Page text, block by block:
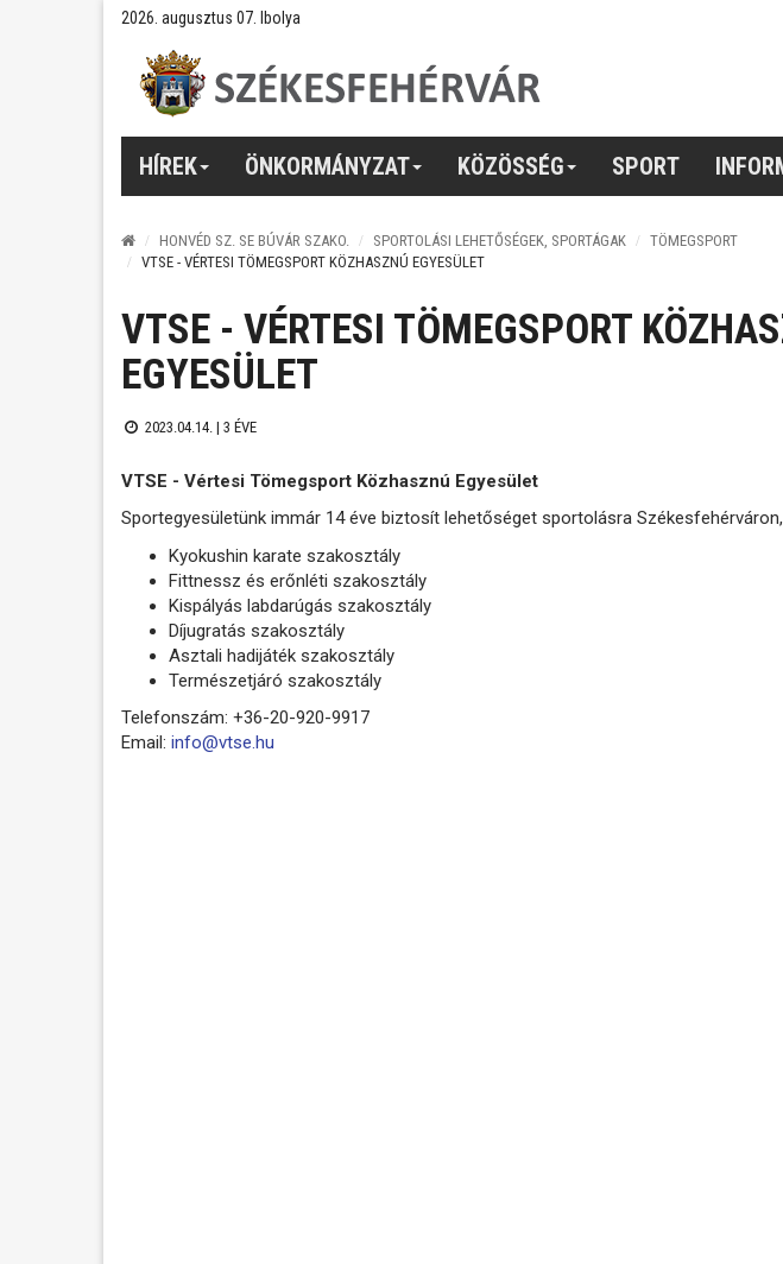
2026. augusztus 07. Ibolya
HÍREK ÖNKORMÁNYZAT KÖZÖSSÉG SPORT
HONVÉD SZ. SE BÚVÁR SZAKO. SPORTOLÁSI LEHETŐSÉGEK, SPORTÁGAK
TÖMEGSPORT
VTSE - VÉRTESI TÖMEGSPORT KÖZHASZNÚ EGYESÜLET
VTSE - VÉRTESI TÖMEGSPORT
EGYESÜLET
2023.04.14. | 3 ÉVE
VTSE - Vértesi Tömegsport Közhasznú Egyesület
Sportegyesületünk immár 14 éve biztosít lehetőséget sportolásra
Kyokushin karate szakosztály
Fittnessz és erőnléti szakosztály
Kispályás labdarúgás szakosztály
Díjugratás szakosztály
Asztali hadijáték szakosztály
Természetjáró szakosztály
Telefonszám: +36-20-920-9917
Email: info@vtse.hu